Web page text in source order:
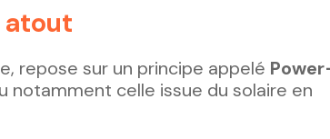
atout
repose sur un principe appelé
notamment celle issue du solaire en